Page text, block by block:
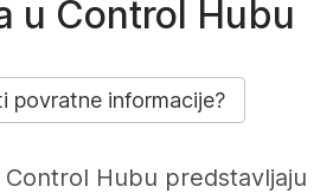
u Control Hubu
povratne informacije?
Hubu predstavljaju